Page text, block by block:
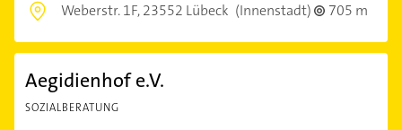
Weberstr. 1F,23552 Lübeck (Innenstadt) 705 m
Aegidienhof e.V.
SOZIALBERATUNG